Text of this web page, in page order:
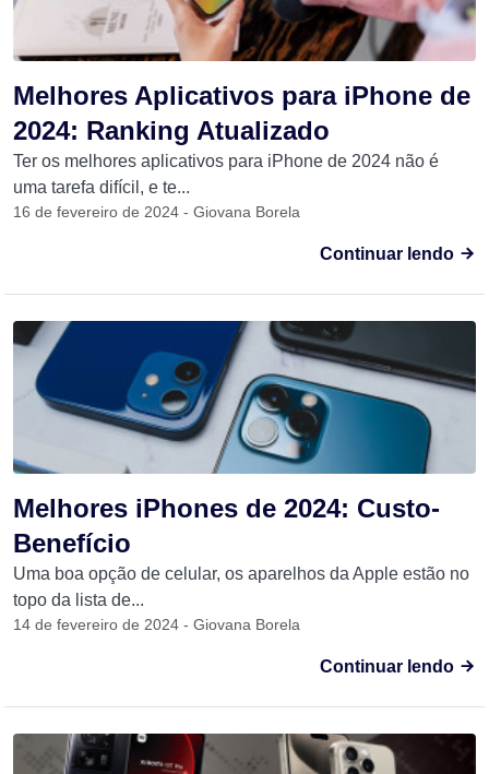
Melhores Aplicativos para iPhone de
2024: Ranking Atualizado
Ter os melhores aplicativos para iPhone de 2024 não é
uma tarefa difícil, e te...
16 de fevereiro de 2024 - Giovana Borela
Continuar lendo
Melhores iPhones de 2024: Custo-
Benefício
Uma boa opção de celular, os aparelhos da Apple estão no
topo da lista de...
14 de fevereiro de 2024 - Giovana Borela
Continuar lendo